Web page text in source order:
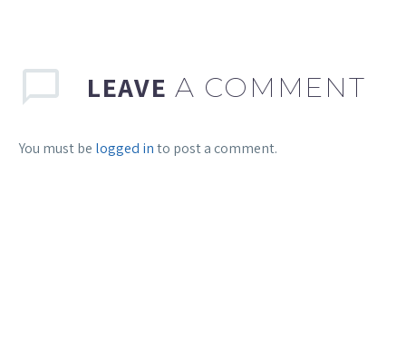
LEAVE A COMMENT
You must be logged into post a comment.